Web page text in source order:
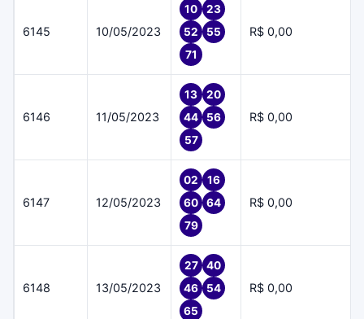
6145 10/05/2023
10
23
52
55
71
R$ 0,00
6146 11/05/2023
13
20
44
56
57
R$ 0,00
6147 12/05/2023
02
16
60
64
79
R$ 0,00
6148 13/05/2023
27
40
46
54
65
R$ 0,00